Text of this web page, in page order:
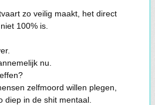
zo veilig maakt, het direct
100% is.
nu.
zelfmoord willen plegen,
diep in de shit mentaal.